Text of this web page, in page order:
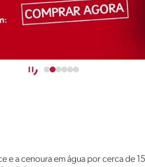
e a cenoura em água por cerca de